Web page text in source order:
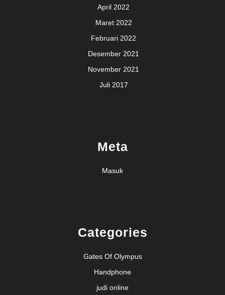
April 2022
Maret 2022
Februari 2022
Desember 2021
November 2021
Juli 2017
Meta
Masuk
Categories
Gates Of Olympus
Handphone
judi online